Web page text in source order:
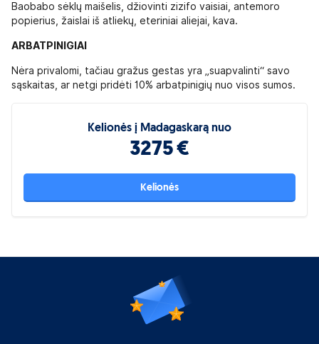
Baobabo sėklų maišelis, džiovinti zizifo vaisiai, antemoro
popierius, žaislai iš atliekų, eteriniai aliejai, kava.
ARBATPINIGIAI
Nėra privalomi, tačiau gražus gestas yra „suapvalinti“ savo
sąskaitas, ar netgi pridėti 10% arbatpinigių nuo visos sumos.
Kelionės į Madagaskarą nuo
3275 €
Kelionės